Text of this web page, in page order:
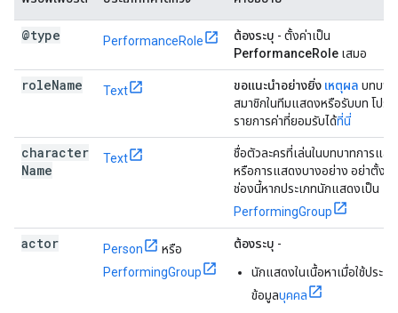
@type PerformanceRole ต้องระบุ - ตั้งค่าเป็น
PerformanceRole เสมอ
roleName Text ขอแนะนำอย่างยิ่ง เหตุผล บทบาท
สมาชิกในทีมแสดงหรือรับบท โปร
รายการค่าที่ยอมรับได้ที่นี่
character
Name
Text
ชื่อตัวละครที่เล่นในบทบาทการแส
หรือการแสดงบางอย่าง อย่าตั้งค่า
ช่องนี้หากประเภทนักแสดงเป็น
PerformingGroup
actor Person
หรือ
PerformingGroup
ต้องระบุ -
นักแสดงในเนื้อหาเมื่อใช้ประเภ
ข้อมูลบุคคล